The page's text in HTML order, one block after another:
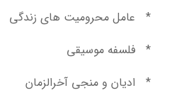
* عامل محرومیت های زندگی
* فلسفه موسیقی
* ادیان و منجی آخرالزمان